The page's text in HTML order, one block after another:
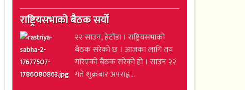
राष्ट्रियसभाको बैठक सर्यो
२२ साउन, हेटौंडा । राष्ट्रियसभाको
बैठक सरेको छ । आजका लागि तय
गरिएको बैठक सरेको हो । साउन २२
गते शुक्रबार अपराह्न...